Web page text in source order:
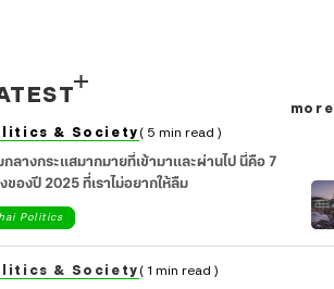
& Society ( 5 min read )
ลางกระแสมากมายที่เข้ามาและผ่านไป นี่คือ 7
ของปี 2025 ที่เราไม่อยากให้ลืม
Politics
& Society ( 1 min read )
more